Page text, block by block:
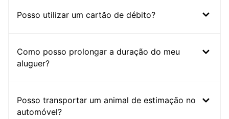
Posso utilizar um cartão de débito?
Como posso prolongar a duração do meu
aluguer?
Posso transportar um animal de estimação no
automóvel?